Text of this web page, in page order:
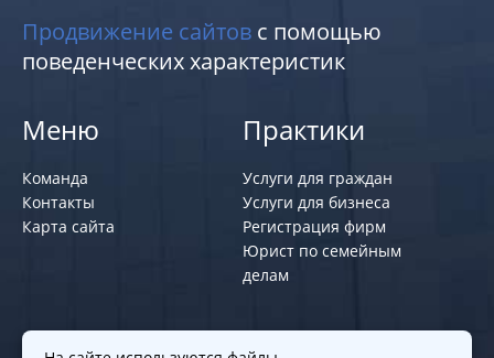
Продвижение сайтов с помощью
поведенческих характеристик
Меню
Команда
Контакты
Карта сайта
Практики
Услуги для граждан
Услуги для бизнеса
Регистрация фирм
Юрист по семейным
делам
Политики и правила